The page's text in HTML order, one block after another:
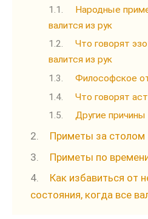
Народные
валится из рук
Что говорят
валится из рук
Философское
Что говорят
Другие причины
Приметы за столом
Приметы по
Как избавиться от
состояния, когда все